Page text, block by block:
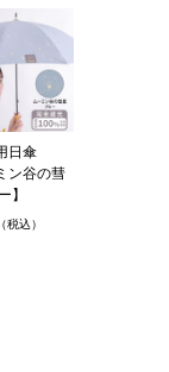
日傘
ン谷の彗
】
税込）